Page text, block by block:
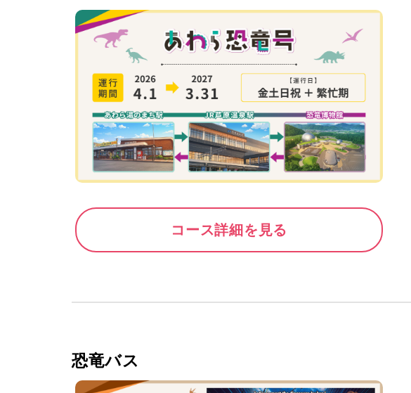
コース詳細を見る
恐竜バス